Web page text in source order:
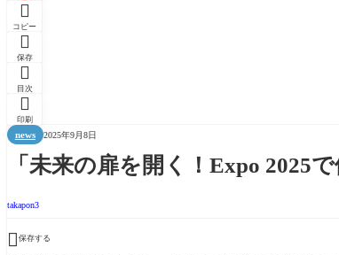

コピー

保存

目次

印刷
news 2025年9月8日
「未来の扉を開く！Expo 2025
takapon3
 保存する